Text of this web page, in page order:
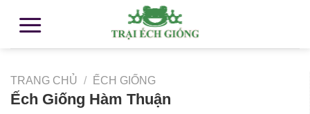
TRANG CHỦ / ẾCH GIỐNG
Ếch Giống Hàm Thuận